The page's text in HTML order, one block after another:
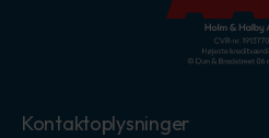
Kontaktoplysninger